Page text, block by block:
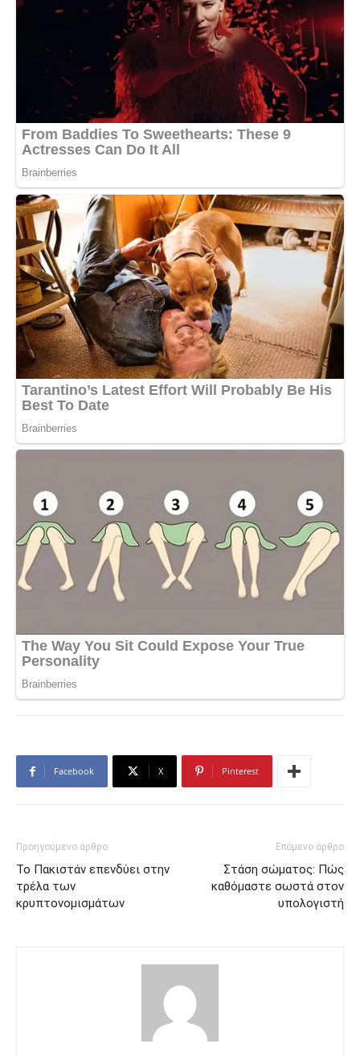
Facebook X Pinterest
Προηγούμενο άρθρο
To Πακιστάν επενδύει στην
τρέλα των
κρυπτονομισμάτων
Επόμενο άρθρο
Στάση σώματος: Πώς
καθόμαστε σωστά στον
υπολογιστή